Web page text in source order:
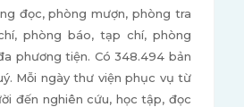
đọc, phòng mượn, phòng tra
phòng báo, tạp chí, phòng
phương tiện. Có 348.494 bản
Mỗi ngày thư viện phục vụ từ
đến nghiên cứu, học tập, đọc